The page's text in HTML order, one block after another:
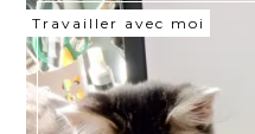
Travailler avec moi